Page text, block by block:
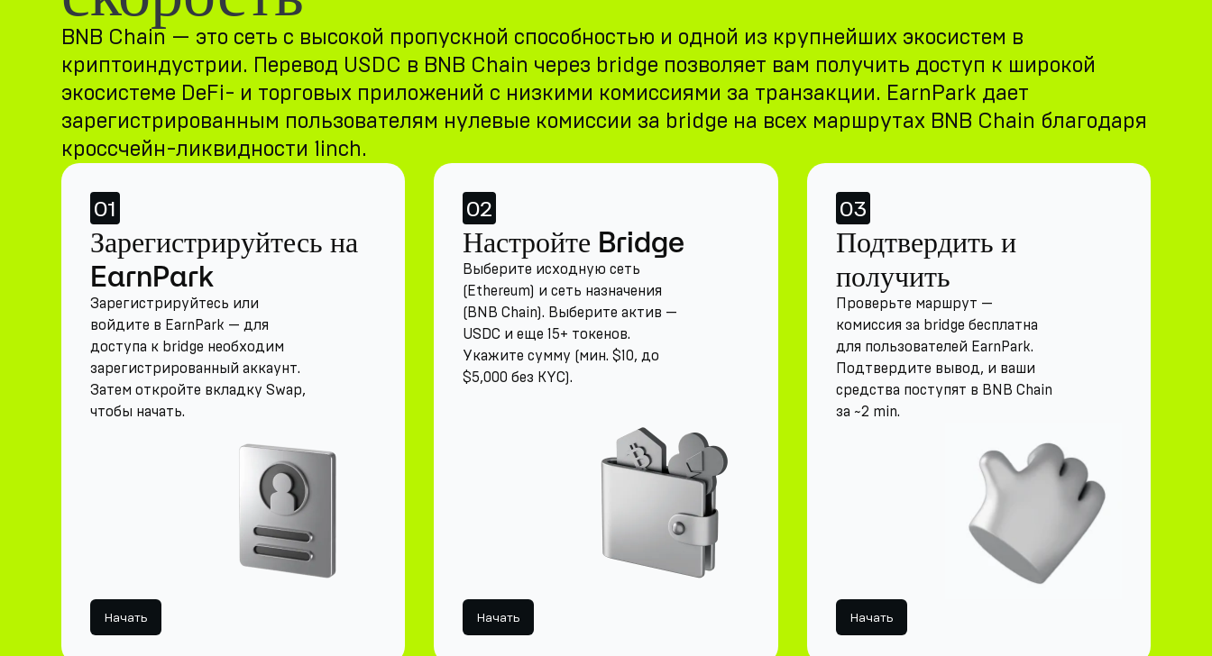
BNB Chain — это сеть с высокой пропускной способностью и одной из крупнейших экосистем в
криптоиндустрии. Перевод USDC в BNB Chain через bridge позволяет вам получить доступ к широкой
экосистеме DeFi- и торговых приложений с низкими комиссиями за транзакции. EarnPark дает
зарегистрированным пользователям нулевые комиссии за bridge на всех маршрутах BNB Chain благодаря
кроссчейн-ликвидности 1inch.
01
Зарегистрируйтесь на
EarnPark
Зарегистрируйтесь или
войдите в EarnPark — для
доступа к bridge необходим
зарегистрированный аккаунт.
Затем откройте вкладку Swap,
чтобы начать.
Начать
02
Настройте Bridge
Выберите исходную сеть
(Ethereum) и сеть назначения
(BNB Chain). Выберите актив —
USDC и еще 15+ токенов.
Укажите сумму (мин. $10, до
$5,000 без KYC).
Начать
03
Подтвердить и
получить
Проверьте маршрут —
комиссия за bridge бесплатна
для пользователей EarnPark.
Подтвердите вывод, и ваши
средства поступят в BNB Chain
за ~2 min.
Начать